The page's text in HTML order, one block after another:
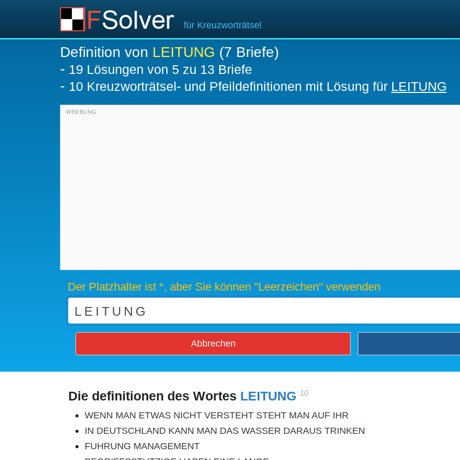
für Kreuzworträtsel
Definition von LEITUNG (7 Briefe)
- 19 Lösungen von 5 zu 13 Briefe
- 10 Kreuzworträtsel- und Pfeildefinitionen mit Lösung für LEITUNG
Der Platzhalter ist *, aber Sie können "Leerzeichen" verwenden
Abbrechen
Die definitionen des Wortes LEITUNG 10
WENN MAN ETWAS NICHT VERSTEHT STEHT MAN AUF IHR
IN DEUTSCHLAND KANN MAN DAS WASSER DARAUS TRINKEN
FUHRUNG MANAGEMENT